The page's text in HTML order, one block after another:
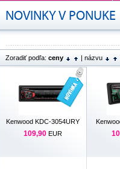
NOVINKY V PONUKE
Zoradiť podľa: ceny | názvu
Kenwood KDC-3054URY
109,90 EUR